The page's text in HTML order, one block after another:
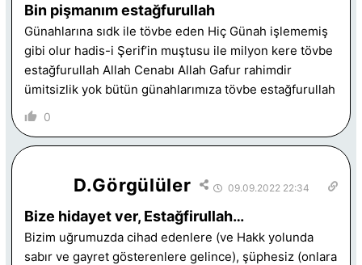
Bin pişmanım estağfurullah
Günahlarına sıdk ile tövbe eden Hiç Günah işlememiş
gibi olur hadis-i Şerif’in muştusu ile milyon kere tövbe
estağfurullah Allah Cenabı Allah Gafur rahimdir
ümitsizlik yok bütün günahlarımıza tövbe estağfurullah
0
D.Görgülüler 09.09.2022 22:34
Bize hidayet ver, Estağfirullah…
Bizim uğrumuzda cihad edenlere (ve Hakk yolunda
sabır ve gayret gösterenlere gelince), şüphesiz (onlara